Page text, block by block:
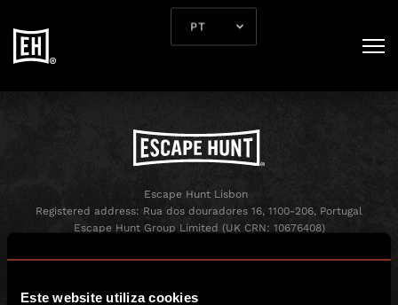
Este website utiliza cookies
TERMOS E CONDIÇÕES
Escape Hunt Lisbon
Registered address: Rua dos douradores 16, 1100-206, Portugal
Escape Hunt Group Limited (UK CRN: 10676408)
GLOBAL